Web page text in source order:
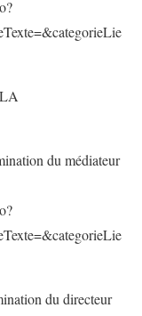
du médiateur
du directeur